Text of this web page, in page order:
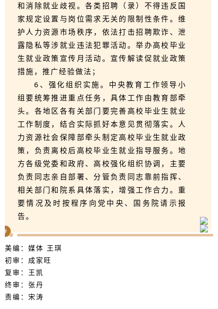
和消除就业歧视。各类招聘（录）不得违反国
家规定设置与岗位需求无关的限制性条件。维
护人力资源市场秩序，依法打击招聘欺诈、泄
露隐私等涉就业违法犯罪活动。举办高校毕业
生就业政策宣传月活动。宣传解读促就业政策
措施，推广经验做法；
6、强化组织实施。中央教育工作领导小
组要统筹推进重点任务，具体工作由教育部牵
头。各地区各有关部门要完善高校毕业生就业
工作制度，结合实际抓好本意见贯彻落实。人
力资源社会保障部牵头制定高校毕业生就业政
策，负责离校后高校毕业生就业指导服务。地
方各级党委和政府、高校强化组织协调，主要
负责同志亲自部署、分管负责同志靠前指挥、
相关部门和院系具体落实，增强工作合力。重
要情况及时按程序向党中央、国务院请示报
告。
#
美编：媒体 王琪
初审：成家旺
复审：王凯
终审：张丹
责编：宋涛